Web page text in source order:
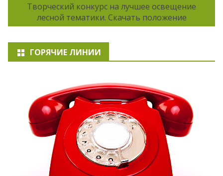
Творческий конкурс на лучшее освещение
лесной тематики. Скачать положение
ГОРЯЧИЕ ЛИНИИ